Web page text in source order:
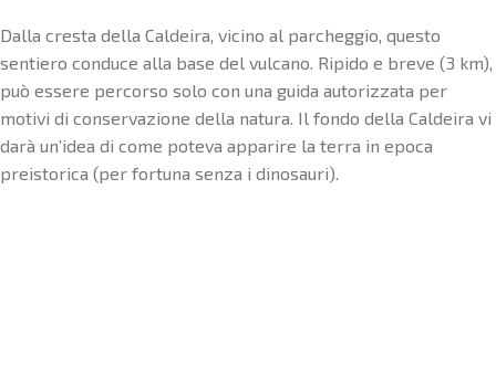
Dalla cresta della Caldeira, vicino al parcheggio, questo
sentiero conduce alla base del vulcano. Ripido e breve (3 km),
può essere percorso solo con una guida autorizzata per
motivi di conservazione della natura. Il fondo della Caldeira vi
darà un’idea di come poteva apparire la terra in epoca
preistorica (per fortuna senza i dinosauri).